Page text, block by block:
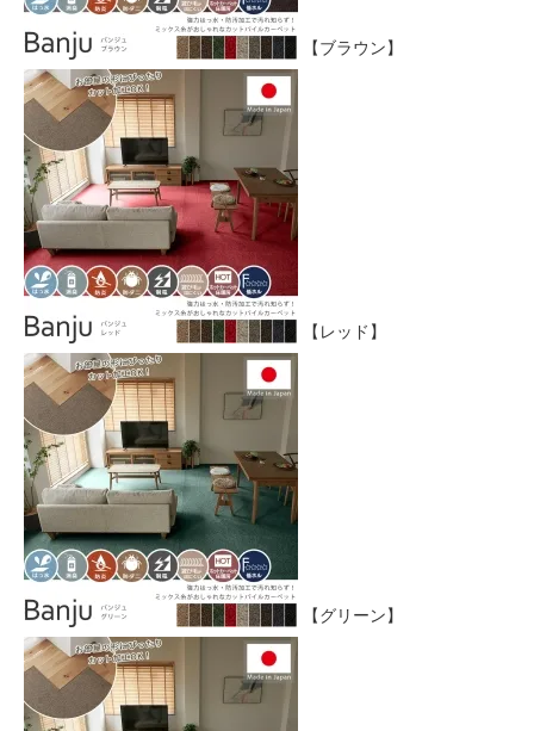
【ブラウン】
【レッド】
【グリーン】